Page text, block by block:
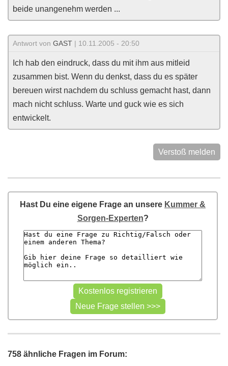
beide unangenehm werden ...
Antwort von GAST | 10.11.2005 - 20:50
Ich hab den eindruck, dass du mit ihm aus mitleid
zusammen bist. Wenn du denkst, dass du es später
bereuen wirst nachdem du schluss gemacht hast, dann
mach nicht schluss. Warte und guck wie es sich
entwickelt.
Verstoß melden
Hast Du eine eigene Frage an unsere Kummer &
Sorgen-Experten?
758 ähnliche Fragen im Forum: